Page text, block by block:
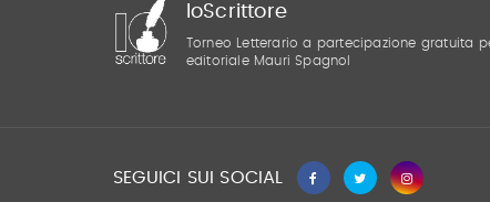
IoScrittore
Torneo Letterario a partecipazione gratuita
editoriale Mauri Spagnol
SEGUICI SUI SOCIAL